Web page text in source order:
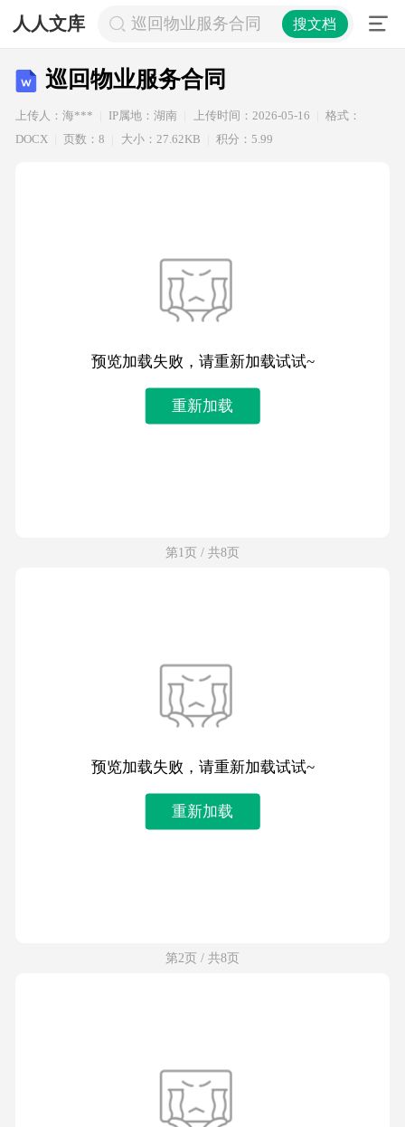
人人文库 巡回物业服务合同 搜文档
巡回物业服务合同
上传人：海*** IP属地：湖南 上传时间：2026-05-16
格式：
DOCX
页数：8 大小：27.62KB 积分：5.99
预览加载失败，请重新加载试试~
重新加载
第1页 / 共8页
预览加载失败，请重新加载试试~
重新加载
第2页 / 共8页